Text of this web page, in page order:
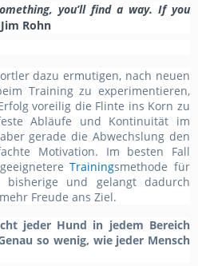
you’ll find a way. If you
Jim Rohn
dazu ermutigen, nach neuen
Training zu experimentieren,
voreilig die Flinte ins Korn zu
Abläufe und Kontinuität im
gerade die Abwechslung den
Motivation. Im besten Fall
Trainingsmethode für
und gelangt dadurch
Freude ans Ziel.
jeder Hund in jedem Bereich
so wenig, wie jeder Mensch